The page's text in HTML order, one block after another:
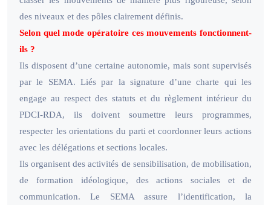
des niveaux et des pôles clairement définis.
Selon quel mode opératoire ces mouvements fonctionnent-
ils ?
Ils disposent d’une certaine autonomie, mais sont supervisés
par le SEMA. Liés par la signature d’une charte qui les
engage au respect des statuts et du règlement intérieur du
PDCI-RDA, ils doivent soumettre leurs programmes,
respecter les orientations du parti et coordonner leurs actions
avec les délégations et sections locales.
Ils organisent des activités de sensibilisation, de mobilisation,
de formation idéologique, des actions sociales et de
communication. Le SEMA assure l’identification, la